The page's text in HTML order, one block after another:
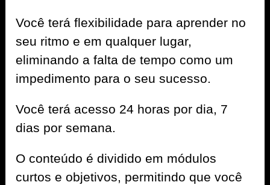
Você terá flexibilidade para aprender no
seu ritmo e em qualquer lugar,
eliminando a falta de tempo como um
impedimento para o seu sucesso.
Você terá acesso 24 horas por dia, 7
dias por semana.
O conteúdo é dividido em módulos
curtos e objetivos, permitindo que você